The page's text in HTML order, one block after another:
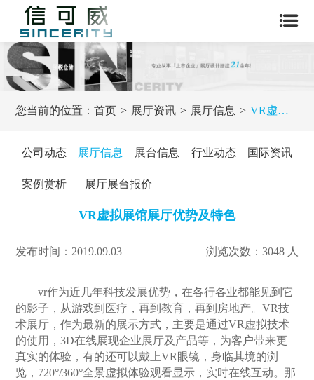
您当前的位置：首页 展厅资讯 展厅信息 VR虚拟展馆展厅优势及特色
公司动态 展厅信息 展台信息 行业动态 国际资讯
案例赏析 展厅展台报价
VR虚拟展馆展厅优势及特色
发布时间：2019.09.03 浏览次数：3048 人
vr作为近几年科技发展优势，在各行各业都能见到它
的影子，从游戏到医疗，再到教育，再到房地产。VR技
术展厅，作为最新的展示方式，主要是通过VR虚拟技术
的使用，3D在线展现企业展厅及产品等，为客户带来更
真实的体验，有的还可以戴上VR眼镜，身临其境的浏
览，720°/360°全景虚拟体验观看显示，实时在线互动。那